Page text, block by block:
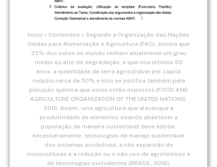
Início » Conteúdos » Segundo a Organização das Nações
Unidas para Alimentação e Agricultura (FAO), estima que
33% dos solos no mundo tenham atualmente um grau
médio ou alto de degradação, e que nos últimos 50
anos, a quantidade de terra agricultável per capita
reduziu cerca de 50% e isso se justifica também pela
poluição química que estes estão expostos (FOOD AND
AGRICULTURE ORGANIZATION OF THE UNITED NATIONS,
2011). Assim, uma agricultura que alavanque a
produtividade de alimentos visando abastecer a
população de maneira sustentável deve adotar,
necessariamente, tecnologias de manejo sustentável
dos sistemas produtivos, a não expansão de
monoculturas e a redução ou o não uso de agrotóxicos e
de tecnologias excludentes (BRASIL, 2018).